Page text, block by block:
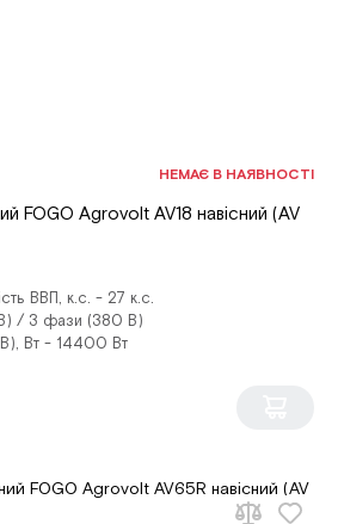
НЕМАЄ В НАЯВНОСТІ
FOGO Agrovolt AV18 навісний (AV
ВВП, к.с. - 27 к.с.
/ 3 фази (380 В)
В), Вт - 14400 Вт